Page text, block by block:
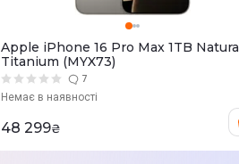
Apple iPhone 16 Pro Max 1TB Natural
Titanium (MYX73)
7
Немає в наявності
48 299₴